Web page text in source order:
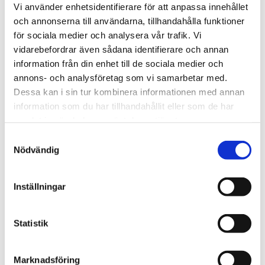
Vi använder enhetsidentifierare för att anpassa innehållet
och annonserna till användarna, tillhandahålla funktioner
för sociala medier och analysera vår trafik. Vi
vidarebefordrar även sådana identifierare och annan
information från din enhet till de sociala medier och
annons- och analysföretag som vi samarbetar med.
Dessa kan i sin tur kombinera informationen med annan
information som du har tillhandahållit eller som de har
Nödvändig
Inställningar
Statistik
Marknadsföring
Spanien/Marocko
Uppgifter: Tusentals
migranter kvar i Ceuta